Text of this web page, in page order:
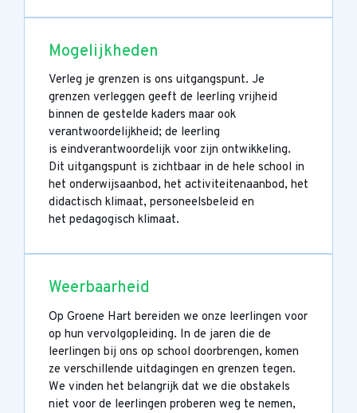
Mogelijkheden
Verleg je grenzen is ons uitgangspunt. Je
grenzen verleggen geeft de leerling vrijheid
binnen de gestelde kaders maar ook
verantwoordelijkheid; de leerling
is eindverantwoordelijk voor zijn ontwikkeling.
Dit uitgangspunt is zichtbaar in de hele school in
het onderwijsaanbod, het activiteitenaanbod, het
didactisch klimaat, personeelsbeleid en
het pedagogisch klimaat.
Weerbaarheid
Op Groene Hart bereiden we onze leerlingen voor
op hun vervolgopleiding. In de jaren die de
leerlingen bij ons op school doorbrengen, komen
ze verschillende uitdagingen en grenzen tegen.
We vinden het belangrijk dat we die obstakels
niet voor de leerlingen proberen weg te nemen,